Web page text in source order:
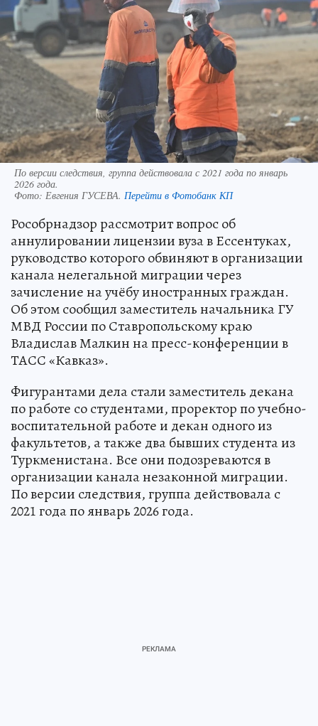
По версии следствия, группа действовала с 2021 года по январь
2026 года.
Фото: Евгения ГУСЕВА. Перейти в Фотобанк КП
Рособрнадзор рассмотрит вопрос об
аннулировании лицензии вуза в Ессентуках,
руководство которого обвиняют в организации
канала нелегальной миграции через
зачисление на учёбу иностранных граждан.
Об этом сообщил заместитель начальника ГУ
МВД России по Ставропольскому краю
Владислав Малкин на пресс-конференции в
ТАСС «Кавказ».
Фигурантами дела стали заместитель декана
по работе со студентами, проректор по учебно-
воспитательной работе и декан одного из
факультетов, а также два бывших студента из
Туркменистана. Все они подозреваются в
организации канала незаконной миграции.
По версии следствия, группа действовала с
2021 года по январь 2026 года.